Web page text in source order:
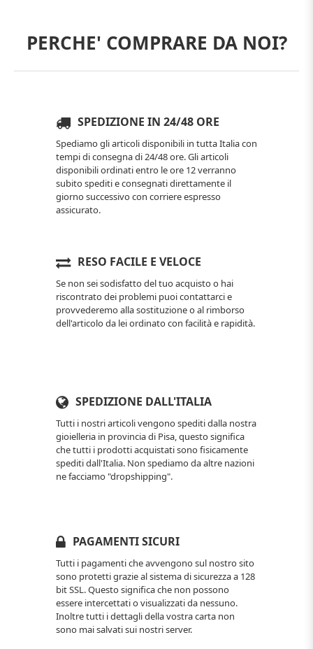
PERCHE' COMPRARE DA NOI?
SPEDIZIONE IN 24/48 ORE
Spediamo gli articoli disponibili in tutta Italia con
tempi di consegna di 24/48 ore. Gli articoli
disponibili ordinati entro le ore 12 verranno
subito spediti e consegnati direttamente il
giorno successivo con corriere espresso
assicurato.
RESO FACILE E VELOCE
Se non sei sodisfatto del tuo acquisto o hai
riscontrato dei problemi puoi contattarci e
provvederemo alla sostituzione o al rimborso
dell'articolo da lei ordinato con facilità e rapidità.
SPEDIZIONE DALL'ITALIA
Tutti i nostri articoli vengono spediti dalla nostra
gioielleria in provincia di Pisa, questo significa
che tutti i prodotti acquistati sono fisicamente
spediti dall'Italia. Non spediamo da altre nazioni
ne facciamo "dropshipping".
PAGAMENTI SICURI
Tutti i pagamenti che avvengono sul nostro sito
sono protetti grazie al sistema di sicurezza a 128
bit SSL. Questo significa che non possono
essere intercettati o visualizzati da nessuno.
Inoltre tutti i dettagli della vostra carta non
sono mai salvati sui nostri server.